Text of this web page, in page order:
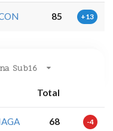
85 +13
Sub16
Total
68 -4